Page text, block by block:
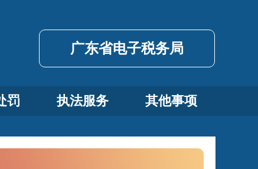
广东省电子税务局
罚 执法服务 其他事项